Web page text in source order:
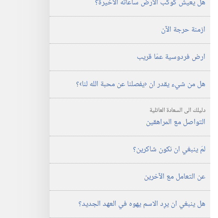
أغسطس‏
هل يعيش كوكب الارض ساعاته الاخيرة؟‏
ازمنة حرجة الآن
ارض فردوسية عمّا قريب
هل من شيء يقدر ان ‹يفصلنا عن محبة الله لنا›؟‏
دليلك الى السعادة العائلية
التواصل مع المراهقين
لمَ ينبغي ان نكون شاكرين؟‏
عن التعامل مع الآخرين
هل ينبغي ان يرِد الاسم يهوه في العهد الجديد؟‏